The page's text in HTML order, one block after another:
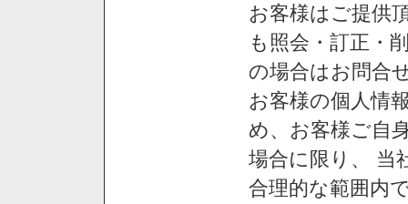
お客様はご提供
も照会・訂正・
の場合はお問合
お客様の個人情
め、お客様ご自
場合に限り、 当
合理的な範囲内